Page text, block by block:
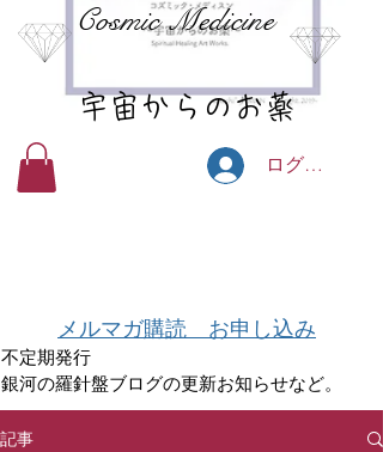
Cosmic Medicine
宇宙からのお薬
ログイン
メルマガ購読 お申し込み
不定期発行
銀河の羅針盤ブログの更新お知らせなど。
記事